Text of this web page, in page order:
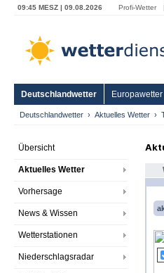
09:45 MESZ | 09.08.2026 Profi-Wetter
Deutschlandwetter Europawetter
Deutschlandwetter Aktuelles Wetter
Übersicht
Aktuelles Wetter
Vorhersage
News & Wissen
Wetterstationen
Niederschlagsradar